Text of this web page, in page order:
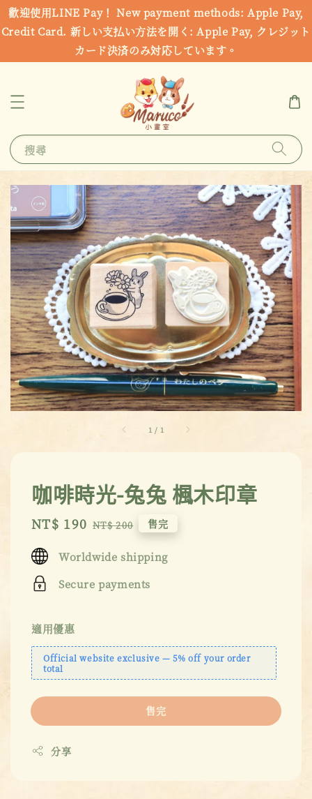
歡迎使用LINE Pay！ New payment methods: Apple Pay,
Credit Card. 新しい支払い方法を開く: Apple Pay, クレジット
カード決済のみ対応しています。
搜尋
1 / 1
咖啡時光-兔兔 楓木印章
Sale
NT$ 190 Regular
NT$ 200 售完
Worldwide shipping
Secure payments
適用優惠
Official website exclusive — 5% off your order
total
售完
分享